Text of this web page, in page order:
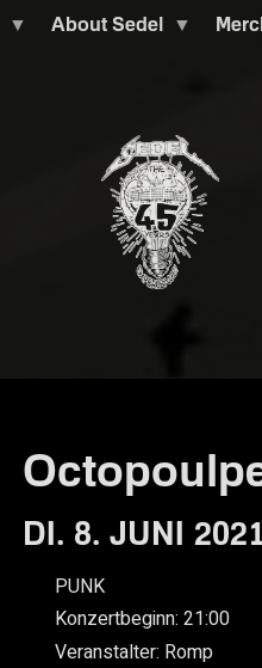
About Sedel
DI. 8. JUNI
PUNK
Konzertbeginn: 21:00
Veranstalter: Romp